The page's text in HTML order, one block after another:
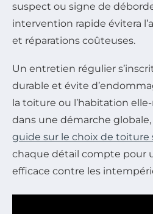
suspect ou signe de
intervention rapide évitera
et réparations coûteuses.
Un entretien régulier
durable et évite
la toiture ou l’habitation
dans une démarche
guide sur le choix de toiture
chaque détail compte pour
efficace contre les